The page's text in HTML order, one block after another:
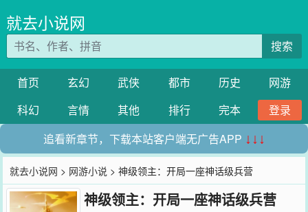
就去小说网
搜索
首页 玄幻 武侠 都市 历史
网游
科幻
言情 其他 排行 完本
登录
追看新章节，下载本站客户端无广告APP ↓↓↓
就去小说网 > 网游小说 > 神级领主：开局一座神话级兵营
神级领主：开局一座神话级兵营